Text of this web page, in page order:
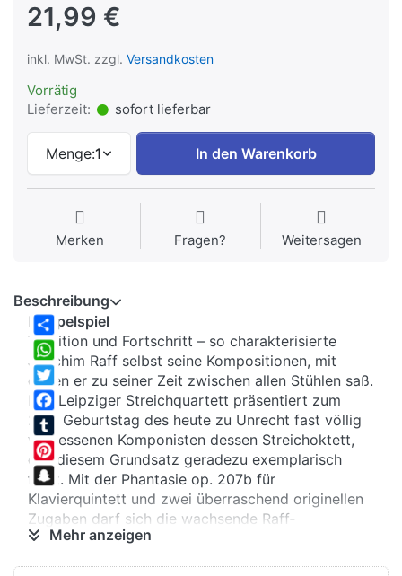
21,99 €
inkl. MwSt. zzgl. Versandkosten
Vorrätig
Lieferzeit:
sofort lieferbar
Menge:1 In den Warenkorb
Merken Fragen? Weitersagen
Share
WhatsApp
Twitter
Facebook
Tumblr
Pinterest
Snapchat
Beschreibung
Doppelspiel
Tradition und Fortschritt – so charakterisierte
Joachim Raff selbst seine Kompositionen, mit
denen er zu seiner Zeit zwischen allen Stühlen saß.
Das Leipziger Streichquartett präsentiert zum
200. Geburtstag des heute zu Unrecht fast völlig
vergessenen Komponisten dessen Streichoktett,
das diesem Grundsatz geradezu exemplarisch
folgt. Mit der Phantasie op. 207b für
Klavierquintett und zwei überraschend originellen
Zugaben darf sich die wachsende Raff‐
Fangemeinde damit über ein besonderes
Mehr anzeigen